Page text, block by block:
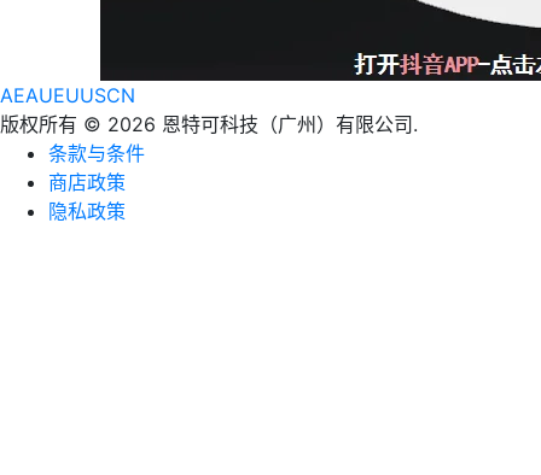
AEAUEUUSCN
版权所有 © 2026 恩特可科技（广州）有限公司.
条款与条件
商店政策
隐私政策